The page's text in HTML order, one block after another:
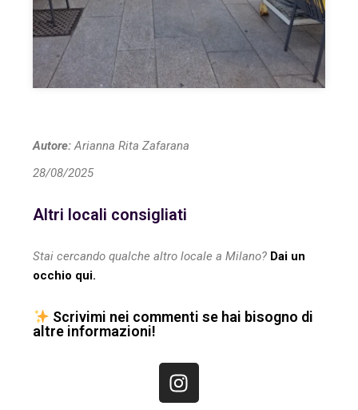
Autore:Arianna Rita Zafarana
28/08/2025
Altri locali consigliati
Stai cercando qualche altro locale a Milano? Dai un
occhio qui.
Scrivimi nei commenti se hai bisogno di
altre informazioni!